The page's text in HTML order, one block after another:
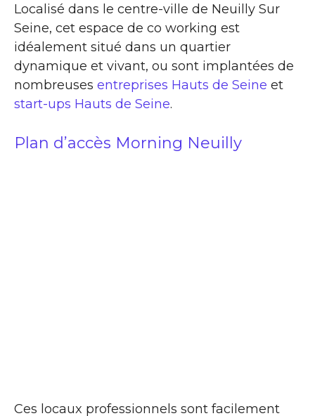
Localisé dans le centre-ville de Neuilly Sur
Seine, cet espace de co working est
idéalement situé dans un quartier
dynamique et vivant, ou sont implantées de
nombreuses entreprises Hauts de Seine et
start-ups Hauts de Seine.
Plan d’accès Morning Neuilly
Ces locaux professionnels sont facilement